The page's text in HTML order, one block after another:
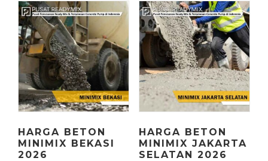
HARGA BETON
MINIMIX BEKASI
2026
HARGA BETON
MINIMIX JAKARTA
SELATAN 2026